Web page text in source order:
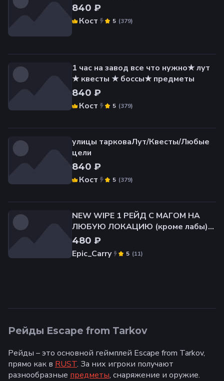
840 ₽
Кост
(379)
5
1 час на завод все что нужно★ лут
★ квесты ★ боссы★ предметы
840 ₽
Кост
(379)
5
улицы тарковаЛут/Квесты/Любые
цели
840 ₽
Кост
(379)
5
NEW WIPE 1 РЕЙД С МАГОМ НА
ЛЮБУЮ ЛОКАЦИЮ (кроме лабы)
КВЕСТЫ/ЛУТ/ФАРМ/ПОИСК
ПРЕДМЕТОВ/ИВЕНТ/
480 ₽
Epic_Carry
(11)
5
Рейды Escape from Tarkov
Рейды – это основной геймплей Escape from Tarkov,
прямо как в RUST. За них игроки получают
разнообразные предметы, снаряжение и оружие.